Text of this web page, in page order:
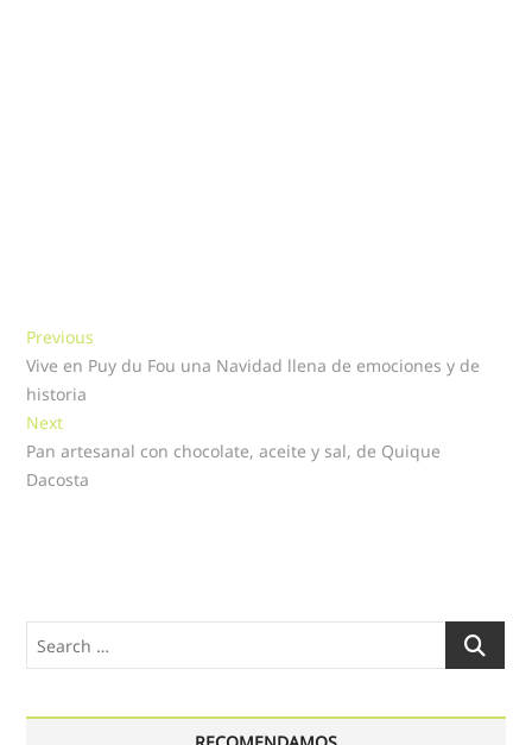
Navegación
de
entradas
Previous
post:
Vive en Puy du Fou una Navidad llena de emociones y de
historia
NextNext
post:
Pan artesanal con chocolate, aceite y sal, de Quique
Dacosta
Search
…